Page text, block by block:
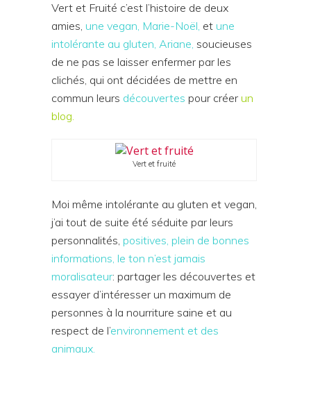
Vert et Fruité c’est l’histoire de deux
amies, une vegan, Marie-Noël, et une
intolérante au gluten, Ariane, soucieuses
de ne pas se laisser enfermer par les
clichés, qui ont décidées de mettre en
commun leurs découvertes pour créer un
blog.
Vert et fruité
Moi même intolérante au gluten et vegan,
j’ai tout de suite été séduite par leurs
personnalités, positives, plein de bonnes
informations, le ton n’est jamais
moralisateur: partager les découvertes et
essayer d’intéresser un maximum de
personnes à la nourriture saine et au
respect de l’environnement et des
animaux.